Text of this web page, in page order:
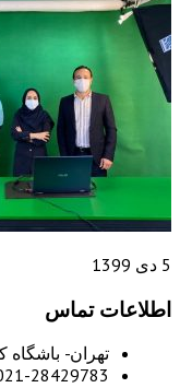
5 دی 1399
اطلاعات تماس
تهران- باشگاه
28429783